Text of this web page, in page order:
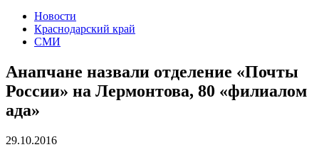
Новости
Краснодарский край
СМИ
Анапчане назвали отделение «Почты
России» на Лермонтова, 80 «филиалом
ада»
29.10.2016